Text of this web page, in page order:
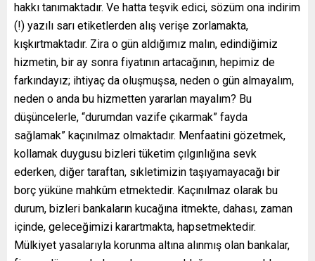
hakkı tanımaktadır. Ve hatta teşvik edici, sözüm ona indirim
(!) yazılı sarı etiketlerden alış verişe zorlamakta,
kışkırtmaktadır. Zira o gün aldığımız malın, edindiğimiz
hizmetin, bir ay sonra fiyatının artacağının, hepimiz de
farkındayız; ihtiyaç da oluşmuşsa, neden o gün almayalım,
neden o anda bu hizmetten yararlan mayalım? Bu
düşüncelerle, “durumdan vazife çıkarmak” fayda
sağlamak” kaçınılmaz olmaktadır. Menfaatini gözetmek,
kollamak duygusu bizleri tüketim çılgınlığına sevk
ederken, diğer taraftan, sıkletimizin taşıyamayacağı bir
borç yüküne mahkûm etmektedir. Kaçınılmaz olarak bu
durum, bizleri bankaların kucağına itmekte, dahası, zaman
içinde, geleceğimizi karartmakta, hapsetmektedir.
Mülkiyet yasalarıyla korunma altına alınmış olan bankalar,